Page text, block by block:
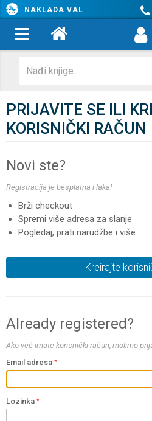
NAKLADA VAL
PRIJAVITE SE ILI
KORISNIČKI RAČUN
Novi ste?
Registracija je besplatna i laka!
Brži checkout
Spremi više adresa za slanje
Pogledaj, prati narudžbe i više.
Kreirajte
Already registered?
Ako već imate korisnički račun, molimo
Email adresa
Lozinka